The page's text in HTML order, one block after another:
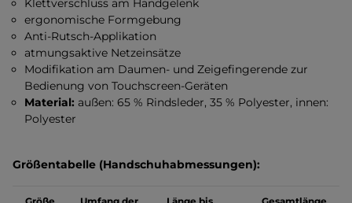
Klettverschluss am Handgelenk
ergonomische Formgebung
Anti-Rutsch-Applikation
atmungsaktive Netzeinsätze
Modifikation am Daumen- und Zeigefingerende zur
Bedienung von Touchscreen-Geräten
Material: außen: 65 % Rindsleder, 35 % Polyester, innen:
Polyester
Größentabelle (Handschuhabmessungen):